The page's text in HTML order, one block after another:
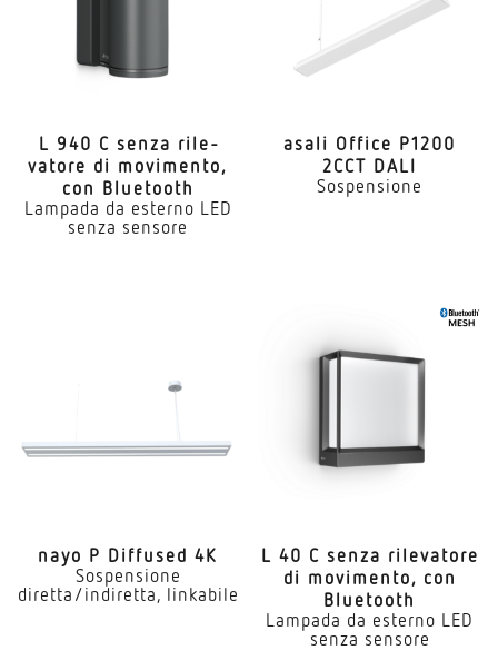
L 940 C senza rile­
vatore di movi­mento,
con Bluetooth
Lampada da esterno LED
senza sensore
asali Office P1200
2CCT DALI
Sospensione
nayo P Diffused 4K
Sospensione
diretta/indiretta, linkabile
L 40 C senza rile­vatore
di movi­mento, con
Bluetooth
Lampada da esterno LED
senza sensore